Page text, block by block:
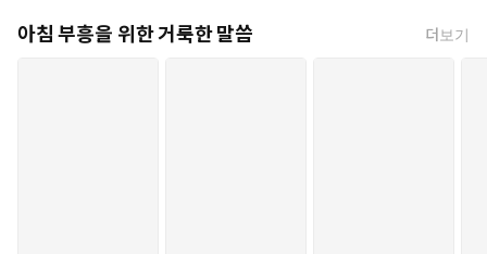
아침 부흥을 위한 거룩한 말씀 더보기